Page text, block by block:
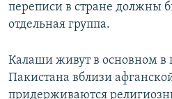
переписи в стране должны
отдельная группа.
Калаши живут в основном в
Пакистана вблизи
придерживаются